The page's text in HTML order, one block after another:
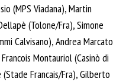
(MPS Viadana), Martin
(Tolone/Fra), Simone
Calvisano), Andrea Marcato
Montauriol (Casinò di
Francais/Fra), Gilberto